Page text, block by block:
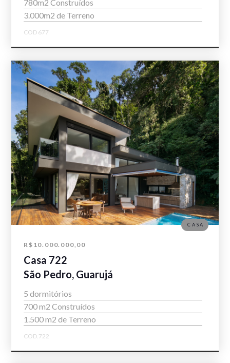
780m2 Construídos
3.000m2 de Terreno
COD 677
R$10.000.000,00
Casa 722
São Pedro, Guarujá
5 dormitórios
700 m2 Construídos
1.500 m2 de Terreno
COD.722
CASA